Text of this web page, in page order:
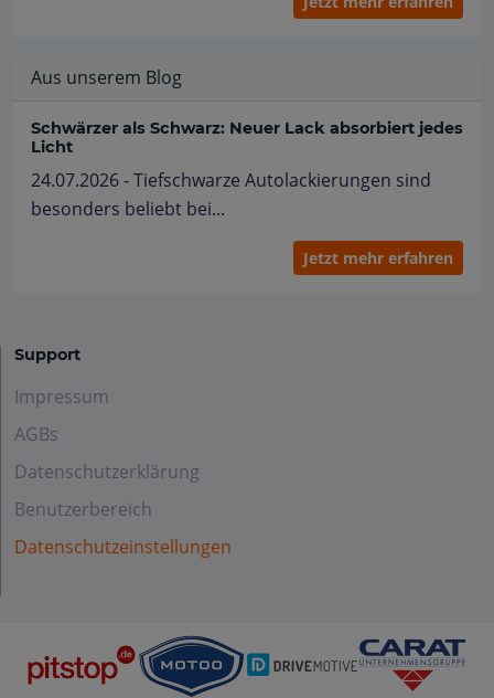
Aus unserem Blog
Schwärzer als Schwarz: Neuer Lack absorbiert jedes
Licht
24.07.2026 - Tiefschwarze Autolackierungen sind
besonders beliebt bei...
Jetzt mehr erfahren
Support
Impressum
AGBs
Datenschutzerklärung
Benutzerbereich
Datenschutzeinstellungen